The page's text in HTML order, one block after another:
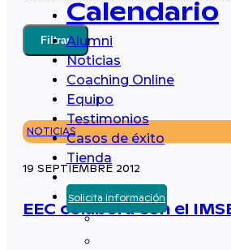
Calendario
Alumni
Noticias
Coaching Online
Equipo
Testimonios
Casos de éxito
Tienda
Solicita información
Filtrar
NOTICIAS
19 SEPTIEMBRE 2012
EEC colabora con el